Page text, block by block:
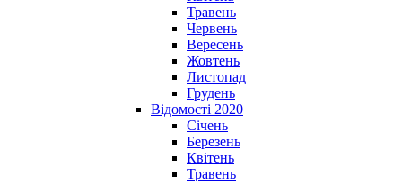
Травень
Червень
Вересень
Жовтень
Листопад
Грудень
Відомості 2020
Січень
Березень
Квітень
Травень